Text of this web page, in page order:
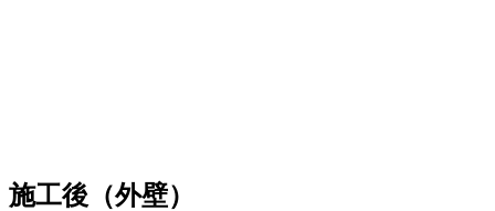
施工後（外壁）